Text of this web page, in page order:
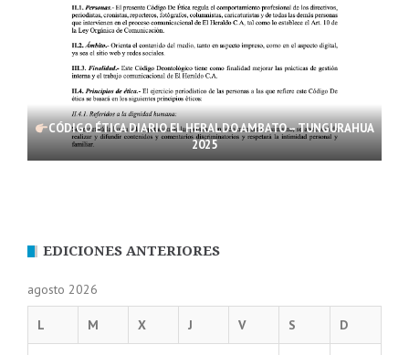
CÓDIGO ÉTICA DIARIO EL HERALDO AMBATO – TUNGURAHUA
2025
EDICIONES ANTERIORES
agosto 2026
L M X J V S D